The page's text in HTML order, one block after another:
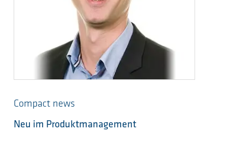
Compact news
Neu im Produktmanagement